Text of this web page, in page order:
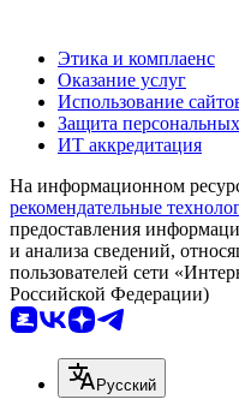
Этика и комплаенс
Оказание услуг
Использование
Защита
ИТ аккредитация
На информационном
рекомендательные
предоставления
и анализа сведений,
пользователей сети
Российской Федерации)
Русский